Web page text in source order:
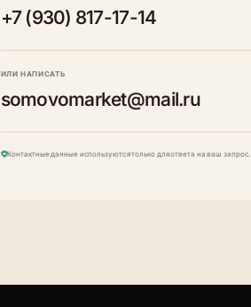
+7 (930) 817-17-14
ИЛИ НАПИСАТЬ
somovomarket@mail.ru
Контактные данные используются только для ответа на ваш запрос.